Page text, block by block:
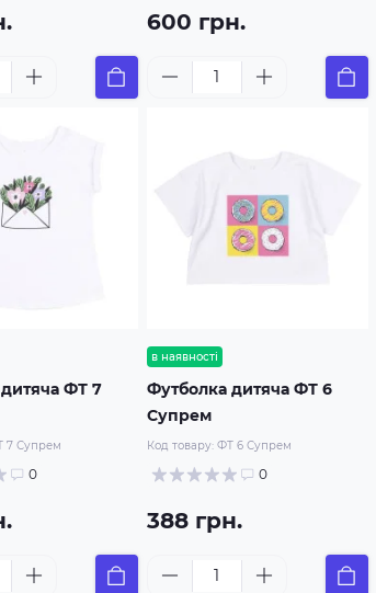
600 грн.
ФТ 7
7 Супрем
0
в наявності
Футболка дитяча ФТ 6
Супрем
Код товару: ФТ 6 Супрем
0
388 грн.